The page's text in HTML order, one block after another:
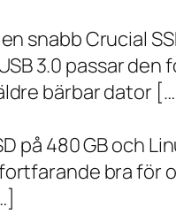
snabb Crucial
3.0 passar
bärbar dator
480 GB och
bra för